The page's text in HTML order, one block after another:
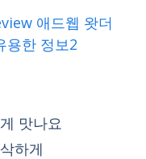
애드웹 왓더
용한 정보2
맛나요
하게